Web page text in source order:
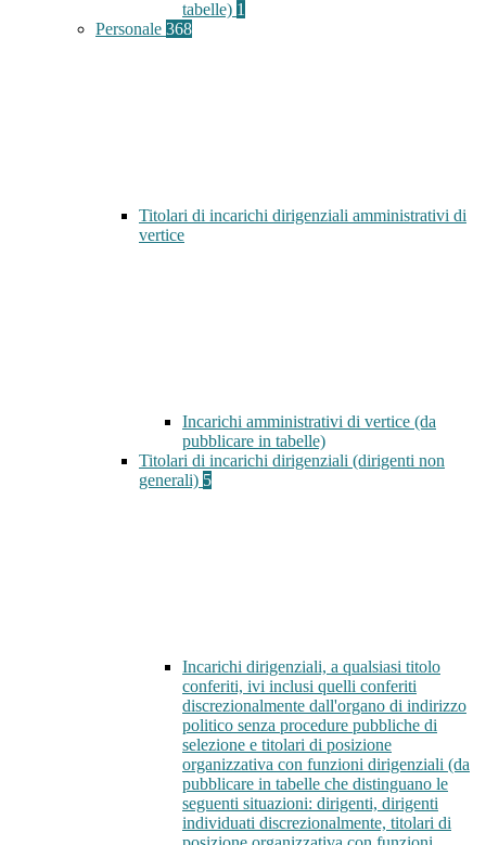
tabelle) 1
Personale 368
Titolari di incarichi dirigenziali amministrativi di
vertice
Incarichi amministrativi di vertice (da
pubblicare in tabelle)
Titolari di incarichi dirigenziali (dirigenti non
generali) 5
Incarichi dirigenziali, a qualsiasi titolo
conferiti, ivi inclusi quelli conferiti
discrezionalmente dall'organo di indirizzo
politico senza procedure pubbliche di
selezione e titolari di posizione
organizzativa con funzioni dirigenziali (da
pubblicare in tabelle che distinguano le
seguenti situazioni: dirigenti, dirigenti
individuati discrezionalmente, titolari di